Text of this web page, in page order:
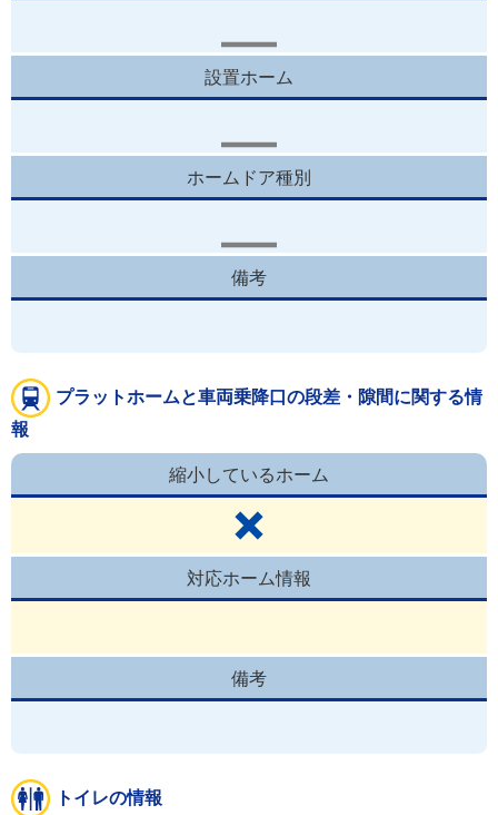
設置ホーム
ホームドア種別
備考
プラットホームと車両乗降口の段差・隙間に関する情
報
縮小しているホーム
対応ホーム情報
備考
トイレの情報